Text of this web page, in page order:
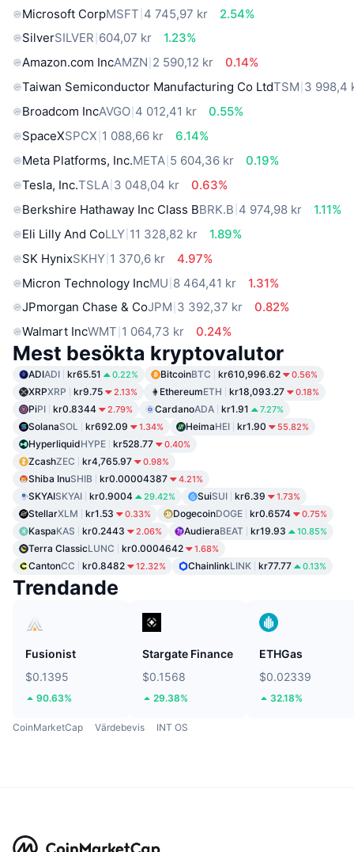
Microsoft CorpMSFT 4 745,97 kr
2.54%
SilverSILVER 604,07 kr
1.23%
Amazon.com IncAMZN 2 590,12 kr
0.14%
Taiwan Semiconductor Manufacturing Co LtdTSM 3 998,4
Broadcom IncAVGO 4 012,41 kr
0.55%
SpaceXSPCX 1 088,66 kr
6.14%
Meta Platforms, Inc.META 5 604,36 kr
0.19%
Tesla, Inc.TSLA 3 048,04 kr
0.63%
Berkshire Hathaway Inc Class BBRK.B 4 974,98 kr
1.11%
Eli Lilly And CoLLY 11 328,82 kr
1.89%
SK HynixSKHY 1 370,6 kr
4.97%
Micron Technology IncMU 8 464,41 kr
1.31%
JPmorgan Chase & CoJPM 3 392,37 kr
0.82%
Walmart IncWMT 1 064,73 kr 0.24%
Mest besökta kryptovalutor
ADIADI kr65.51 0.22% BitcoinBTC kr610,996.62 0.56%
XRPXRP kr9.75 2.13% EthereumETH kr18,093.27 0.18%
PiPI kr0.8344 2.79% CardanoADA kr1.91 7.27%
SolanaSOL kr692.09 1.34% HeimaHEI kr1.90 55.82%
HyperliquidHYPE kr528.77 0.40%
ZcashZEC kr4,765.97 0.98%
Shiba InuSHIB kr0.00004387 4.21%
SKYAISKYAI kr0.9004 29.42% SuiSUI kr6.39 1.73%
StellarXLM kr1.53 0.33% DogecoinDOGE kr0.6574 0.75%
KaspaKAS kr0.2443 2.06% AudieraBEAT kr19.93 10.85%
Terra ClassicLUNC kr0.0004642 1.68%
CantonCC kr0.8482 12.32% ChainlinkLINK kr77.77 0.13%
Trendande
Fusionist
$0.1395
90.63%
Stargate Finance
$0.1568
29.38%
ETHGas
$0.02339
32.18%
CoinMarketCap Värdebevis INT OS